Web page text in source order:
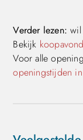
Verder lezen:
Bekijk
Voor alle
openingstijden